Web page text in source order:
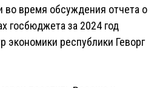
во время обсуждения отчета о
госбюджета за 2024 год
экономики республики Геворг